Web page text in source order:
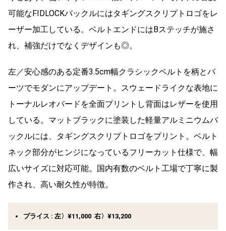
可能なFIDLOCKバックルにはタギングスクリプトロゴをレ
ーザー加工している。ベルトエンドにはBステッチが施さ
れ、補強だけでなくデザインも◎。
左／安心感のある定番3.5cm幅クラシックベルトを柄とパ
ーツでモダンにアップデート。スウェードライクな表地に
トーナルレオパードを全面プリントし背面はレザーを使用
している。マットブラックに塗装した軽量アルミニウムバ
ックルには、タギングスクリプトロゴをプリント。ベルト
ネック部分がヒンジになっているフリーカット仕様で、幅
広いサイズに対応可能。国内有数のベルト工場で丁寧に製
作され、高い耐久性が特徴。
プライス : 左〉¥11,000 右〉¥13,200